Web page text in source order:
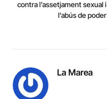
contra l’assetjament sexual i
l’abús de poder
La Marea